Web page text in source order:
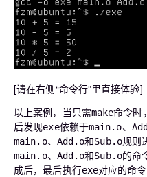
[请在右侧“命令行”里直接体验]
以上案例，当只需make命令时
后发现exe依赖于main.o、
main.o、Add.o和Sub.o规则
main.o、Add.o和Sub.o的命
成后，最后执行exe对应的命令